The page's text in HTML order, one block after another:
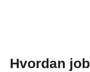
Hvordan